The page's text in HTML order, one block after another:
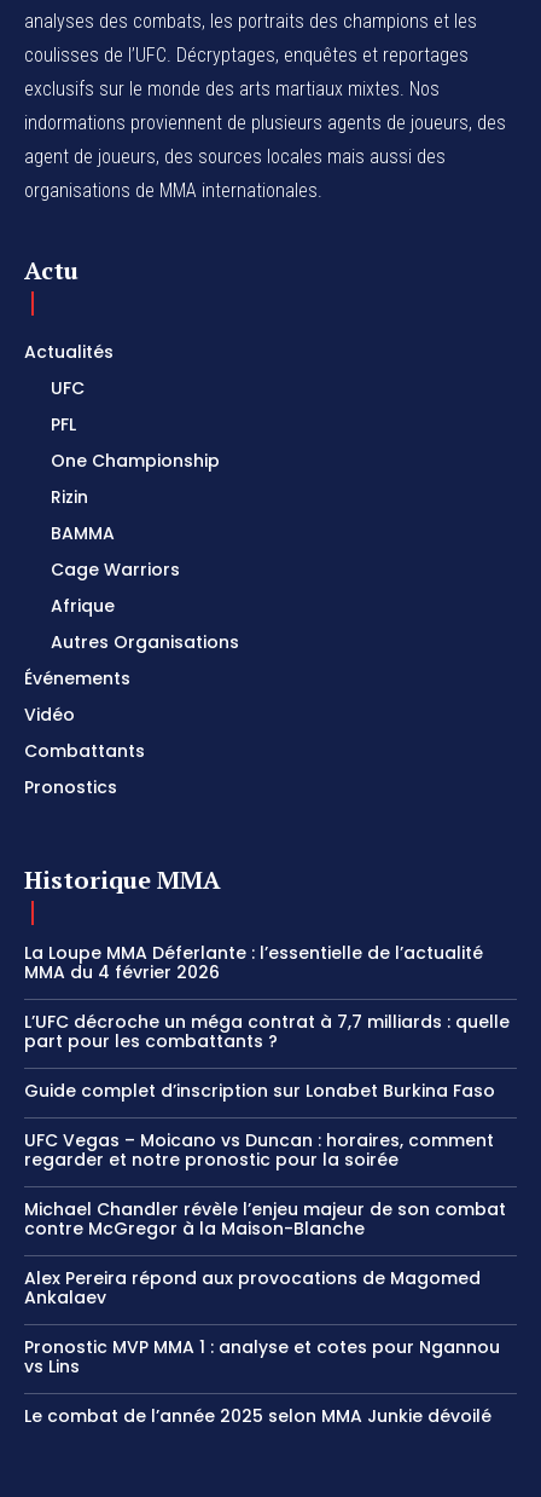
analyses des combats, les portraits des champions et les
coulisses de l’UFC. Décryptages, enquêtes et reportages
exclusifs sur le monde des arts martiaux mixtes. Nos
indormations proviennent de plusieurs agents de joueurs, des
agent de joueurs, des sources locales mais aussi des
organisations de MMA internationales.
Actu
Actualités
UFC
PFL
One Championship
Rizin
BAMMA
Cage Warriors
Afrique
Autres Organisations
Événements
Vidéo
Combattants
Pronostics
Historique MMA
La Loupe MMA Déferlante : l’essentielle de l’actualité
MMA du 4 février 2026
L’UFC décroche un méga contrat à 7,7 milliards : quelle
part pour les combattants ?
Guide complet d’inscription sur Lonabet Burkina Faso
UFC Vegas – Moicano vs Duncan : horaires, comment
regarder et notre pronostic pour la soirée
Michael Chandler révèle l’enjeu majeur de son combat
contre McGregor à la Maison-Blanche
Alex Pereira répond aux provocations de Magomed
Ankalaev
Pronostic MVP MMA 1 : analyse et cotes pour Ngannou
vs Lins
Le combat de l’année 2025 selon MMA Junkie dévoilé